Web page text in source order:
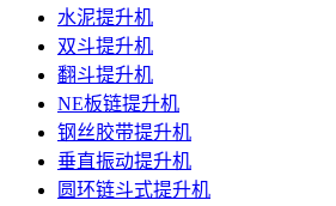
水泥提升机
双斗提升机
翻斗提升机
NE板链提升机
钢丝胶带提升机
垂直振动提升机
圆环链斗式提升机